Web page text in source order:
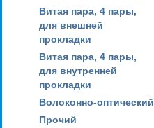
Витая пара, 4 пары,
для внешней
прокладки
Витая пара, 4 пары,
для внутренней
прокладки
Волоконно-оптический
Прочий